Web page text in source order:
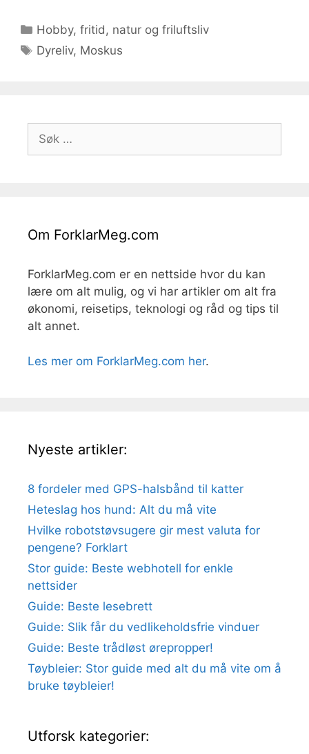
Kategorier
Hobby, fritid, natur og friluftsliv
Stikkord
Dyreliv, Moskus
Søk
etter:
Om ForklarMeg.com
ForklarMeg.com er en nettside hvor du kan
lære om alt mulig, og vi har artikler om alt fra
økonomi, reisetips, teknologi og råd og tips til
alt annet.
Les mer om ForklarMeg.com her.
Nyeste artikler:
8 fordeler med GPS-halsbånd til katter
Heteslag hos hund: Alt du må vite
Hvilke robotstøvsugere gir mest valuta for
pengene? Forklart
Stor guide: Beste webhotell for enkle
nettsider
Guide: Beste lesebrett
Guide: Slik får du vedlikeholdsfrie vinduer
Guide: Beste trådløst ørepropper!
Tøybleier: Stor guide med alt du må vite om å
bruke tøybleier!
Utforsk kategorier: